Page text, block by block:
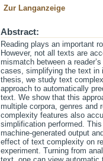
Zur Langanzeige
Abstract:
Reading plays an important
However, not all texts are
mismatch between a
cases, simplifying the text in
thesis, we study text
approach to automatically
text. We show that this
multiple corpora, genres and
complexity features also
simplification performed.
machine-generated output
effect of text complexity on
experiment. Turning from